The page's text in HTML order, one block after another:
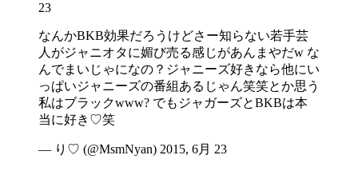
23
なんかBKB効果だろうけどさー知らない若手芸
人がジャニオタに媚び売る感じがあんまやだw な
んでまいじゃになの？ジャニーズ好きなら他にい
っぱいジャニーズの番組あるじゃん笑笑とか思う
私はブラックwww? でもジャガーズとBKBは本
当に好き♡笑
— り♡ (@MsmNyan) 2015, 6月 23